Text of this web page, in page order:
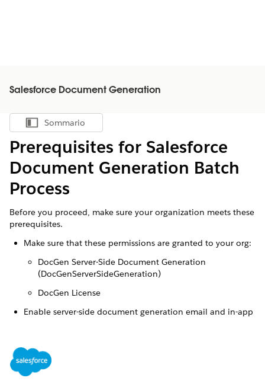
Salesforce Document Generation
Mostra sommario
Sommario
Prerequisites for Salesforce
Document Generation Batch
Process
Before you proceed, make sure your organization meets these
prerequisites.
Make sure that these permissions are granted to your org:
DocGen Server-Side Document Generation
(DocGenServerSideGeneration)
DocGen License
Enable server-side document generation email and in-app
document generation batch process is complete.
See Also